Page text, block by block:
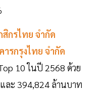
สิกรไทย จำกัด
รกรุงไทย จำกัด
10 ในปี 2568 ด้วย
ละ 394,824 ล้านบาท